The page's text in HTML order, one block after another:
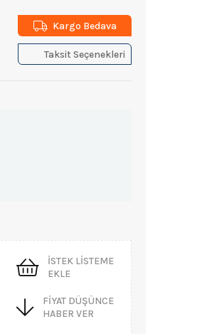
Kargo Bedava
Taksit Seçenekleri
İSTEK LISTEME
EKLE
FIYAT DÜŞÜNCE
HABER VER